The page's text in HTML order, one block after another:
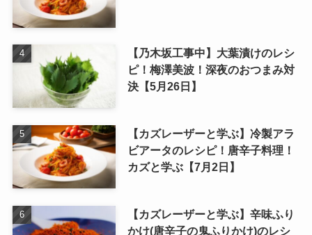
【乃木坂工事中】大葉漬けのレシ
ピ！梅澤美波！深夜のおつまみ対
決【5月26日】
【カズレーザーと学ぶ】冷製アラ
ビアータのレシピ！唐辛子料理！
カズと学ぶ【7月2日】
【カズレーザーと学ぶ】辛味ふり
かけ(唐辛子の鬼ふりかけ)のレシ